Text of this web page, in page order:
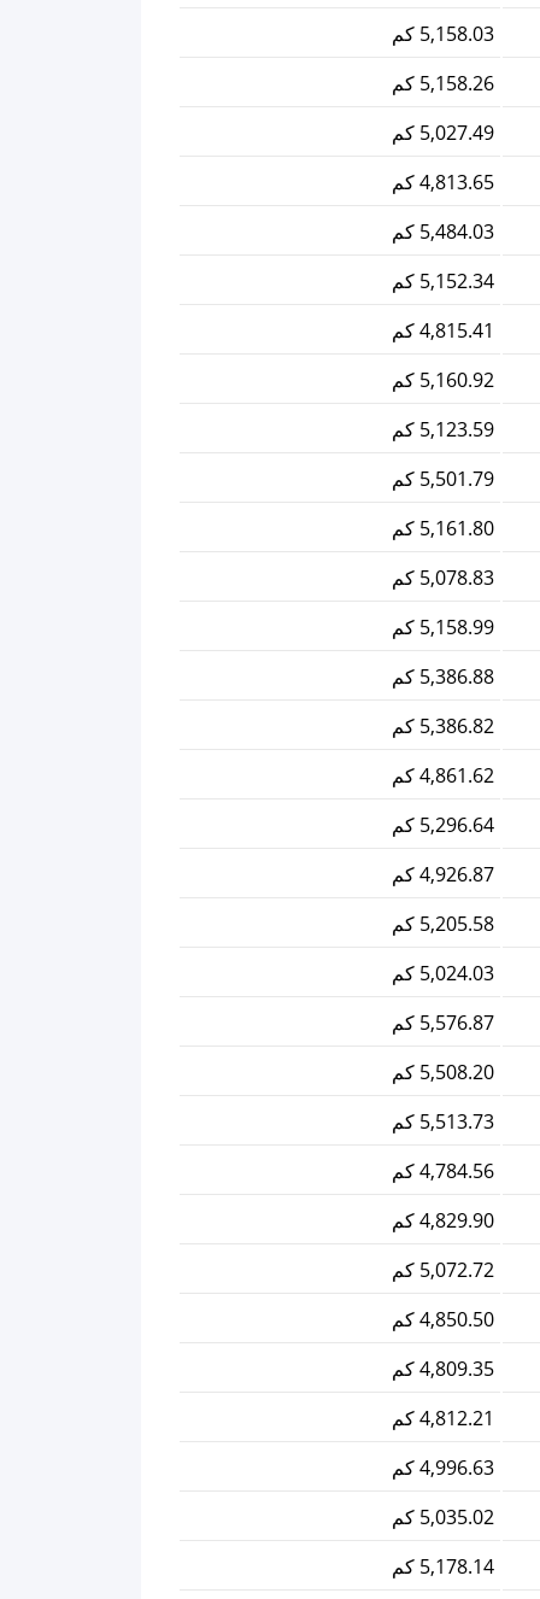
5,158.03 كم
5,158.26 كم
5,027.49 كم
4,813.65 كم
5,484.03 كم
5,152.34 كم
4,815.41 كم
5,160.92 كم
5,123.59 كم
5,501.79 كم
5,161.80 كم
5,078.83 كم
5,158.99 كم
5,386.88 كم
5,386.82 كم
4,861.62 كم
5,296.64 كم
4,926.87 كم
5,205.58 كم
5,024.03 كم
5,576.87 كم
5,508.20 كم
5,513.73 كم
4,784.56 كم
4,829.90 كم
5,072.72 كم
4,850.50 كم
4,809.35 كم
4,812.21 كم
4,996.63 كم
5,035.02 كم
5,178.14 كم